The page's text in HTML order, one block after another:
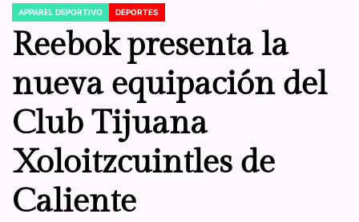
POSTED
IN
APPAREL DEPORTIVO DEPORTES
Reebok presenta la
nueva equipación del
Club Tijuana
Xoloitzcuintles de
Caliente